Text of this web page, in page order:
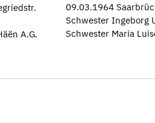
A.G.
09.03.1964
Schwester Ingeborg
Schwester Maria